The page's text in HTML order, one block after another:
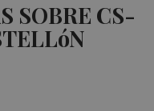
SOBRE CS-